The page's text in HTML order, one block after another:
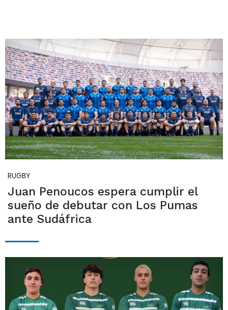
RUGBY
Juan Penoucos espera cumplir el
sueño de debutar con Los Pumas
ante Sudáfrica